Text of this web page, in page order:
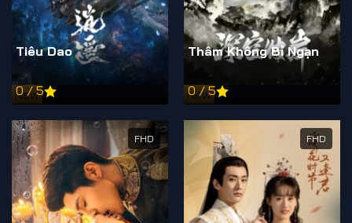
New
Tiêu Dao
0 / 5 New
Thâm Không Bỉ Ngạn
0 / 5
FHD FHD